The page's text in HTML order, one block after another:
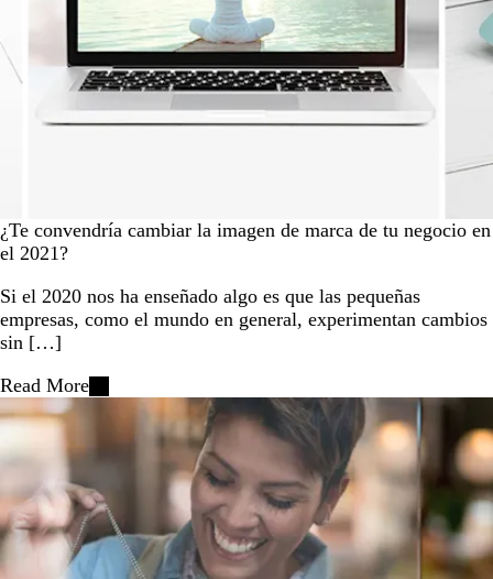
¿Te convendría cambiar la imagen de marca de tu negocio en
el 2021?
Si el 2020 nos ha enseñado algo es que las pequeñas
empresas, como el mundo en general, experimentan cambios
sin […]
Read More